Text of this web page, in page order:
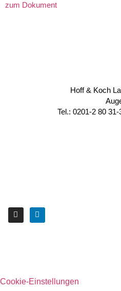
zum Dokument
Hoff & Koch
Tel.: 0201-2 80
Cookie-Einstellungen